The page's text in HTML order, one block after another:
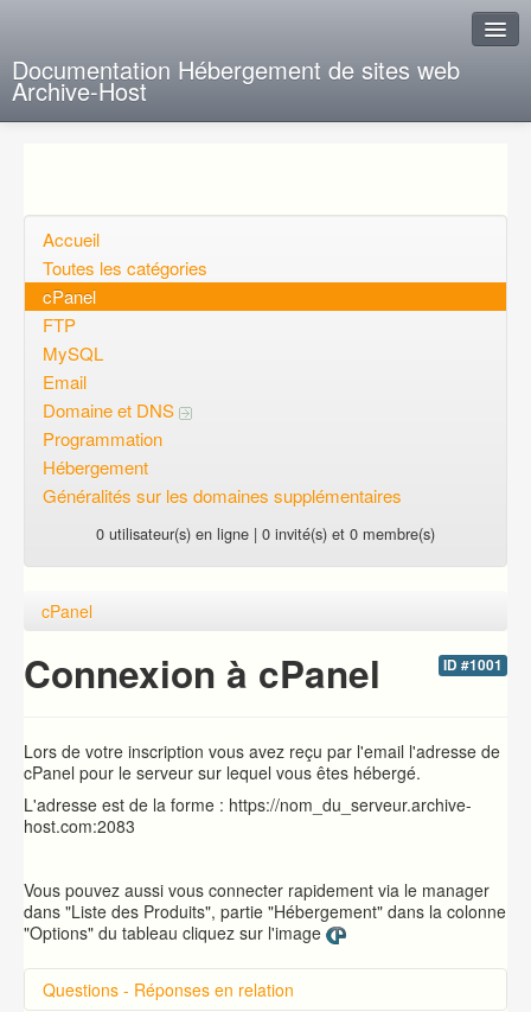
Documentation Hébergement de sites web
Archive-Host
Questions ouvertes
Voulez-vous vous inscrire?
Connexion
Accueil
Toutes les catégories
cPanel
FTP
MySQL
Email
Domaine et DNS
Programmation
Hébergement
Généralités sur les domaines supplémentaires
0 utilisateur(s) en ligne | 0 invité(s) et 0 membre(s)
cPanel
ID #1001
Connexion à cPanel
Lors de votre inscription vous avez reçu par l'email l'adresse de
cPanel pour le serveur sur lequel vous êtes hébergé.
L'adresse est de la forme : https://nom_du_serveur.archive-
host.com:2083
Vous pouvez aussi vous connecter rapidement via le manager
dans "Liste des Produits", partie "Hébergement" dans la colonne
"Options" du tableau cliquez sur l'image
Questions - Réponses en relation